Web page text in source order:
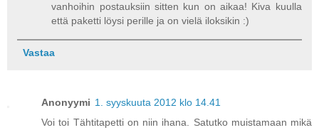
vanhoihin postauksiin sitten kun on aikaa! Kiva kuulla
että paketti löysi perille ja on vielä iloksikin :)
Vastaa
Anonyymi 1. syyskuuta 2012 klo 14.41
Voi toi Tähtitapetti on niin ihana. Satutko muistamaan mikä